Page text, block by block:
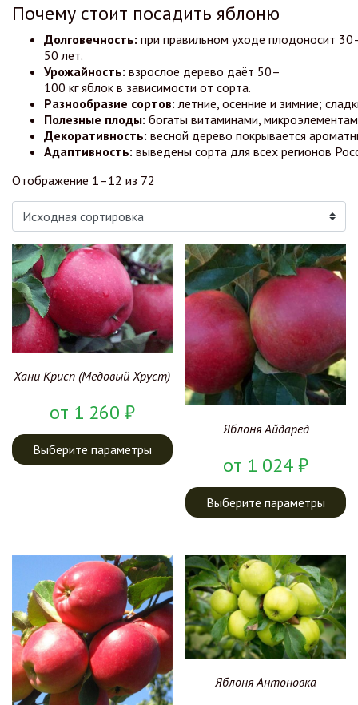
Почему стоит посадить яблоню
Долговечность: при правильном уходе плодоносит
50 лет.
Урожайность: взрослое дерево даёт 50–
100 кгяблок в зависимости от сорта.
Разнообразие сортов: летние, осенние и зимние;
Полезные плоды: богаты витаминами,
Декоративность: весной дерево покрывается
Адаптивность: выведены сорта для всех регионов
Отображение 1–12 из 72
Хани Крисп (Медовый Хруст)
от 1 260 ₽
Выберите параметры
Яблоня Айдаред
от 1 024₽
Выберите параметры
Яблоня Антоновка